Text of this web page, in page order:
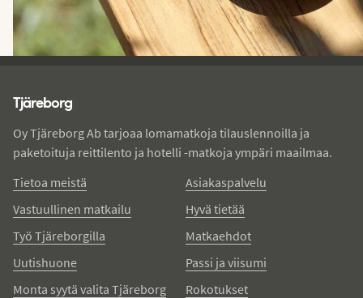
Tjäreborg
Oy Tjäreborg Ab tarjoaa lomamatkoja tilauslennoilla ja
paketoituja reittilento ja hotelli -matkoja ympäri maailmaa.
Tietoa meistä
Vastuullinen matkailu
Työ Tjäreborgilla
Uutishuone
Monta syytä valita Tjäreborg
Asiakaspalvelu
Hyvä tietää
Matkaehdot
Passi ja viisumi
Rokotukset